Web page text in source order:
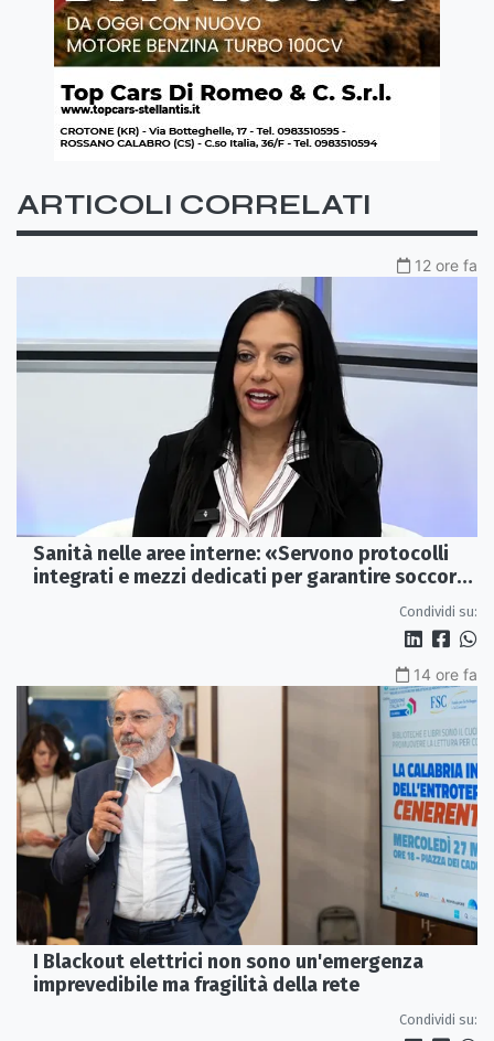
ARTICOLI CORRELATI
12 ore fa
Sanità nelle aree interne: «Servono protocolli
integrati e mezzi dedicati per garantire soccorsi
Condividi su:
14 ore fa
I Blackout elettrici non sono un'emergenza
imprevedibile ma fragilità della rete
Condividi su: